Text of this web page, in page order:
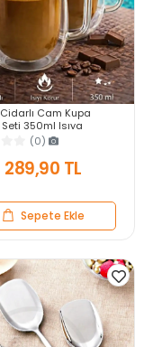
Cam Kupa
350ml Isıya
Espresso Sunum
Bardağı
(0)
289,90 TL
Sepete Ekle